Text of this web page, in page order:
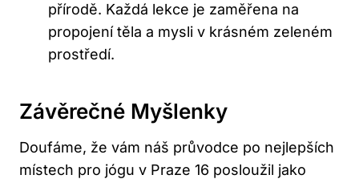
přírodě. Každá lekce je zaměřena na
propojení těla a mysli v krásném zeleném
prostředí.
Závěrečné Myšlenky
Doufáme, že vám náš průvodce po nejlepších
místech pro jógu v Praze 16 posloužil jako